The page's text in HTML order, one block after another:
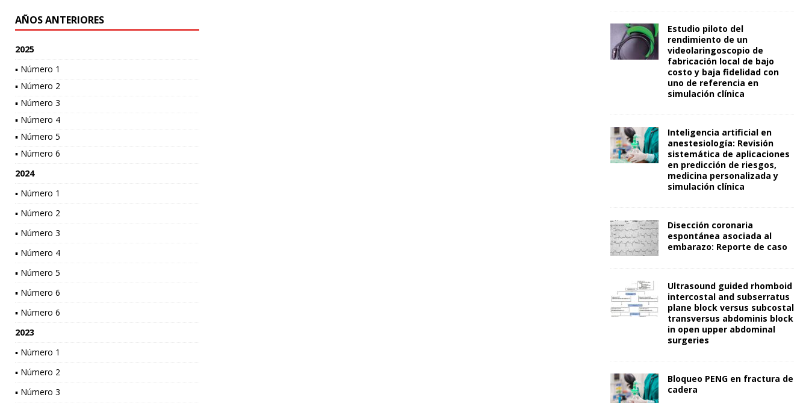
AÑOS ANTERIORES
2025
▪ Número 1
▪ Número 2
▪ Número 3
▪ Número 4
▪ Número 5
▪ Número 6
2024
▪ Número 1
▪ Número 2
▪ Número 3
▪ Número 4
▪ Número 5
▪ Número 6
▪ Número 6
2023
▪ Número 1
▪ Número 2
▪ Número 3
Estudio piloto del
rendimiento de un
videolaringoscopio de
fabricación local de bajo
costo y baja fidelidad con
uno de referencia en
simulación clínica
Inteligencia artificial en
anestesiología: Revisión
sistemática de aplicaciones
en predicción de riesgos,
medicina personalizada y
simulación clínica
Disección coronaria
espontánea asociada al
embarazo: Reporte de caso
Ultrasound guided rhomboid
intercostal and subserratus
plane block versus subcostal
transversus abdominis block
in open upper abdominal
surgeries
Bloqueo PENG en fractura de
cadera